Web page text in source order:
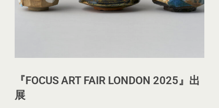
『FOCUS ART FAIR LONDON 2025』出
展